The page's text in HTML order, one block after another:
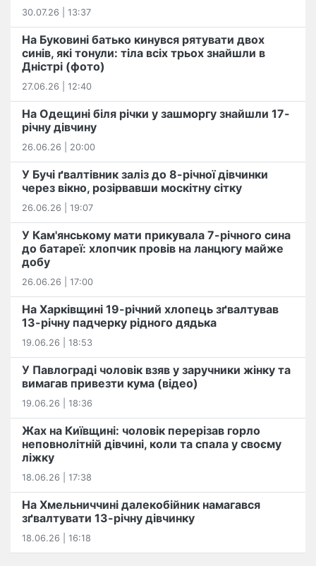
30.07.26 | 13:37
На Буковині батько кинувся рятувати двох
синів, які тонули: тіла всіх трьох знайшли в
Дністрі (фото)
27.06.26 | 12:40
На Одещині біля річки у зашморгу знайшли 17-
річну дівчину
26.06.26 | 20:00
У Бучі ґвалтівник заліз до 8-річної дівчинки
через вікно, розірвавши москітну сітку
26.06.26 | 19:07
У Кам'янському мати прикувала 7-річного сина
до батареї: хлопчик провів на ланцюгу майже
добу
26.06.26 | 17:00
На Харківщині 19-річний хлопець​ ️зґвалтував
13-річну падчерку рідного дядька
19.06.26 | 18:53
У Павлограді чоловік взяв у заручники жінку та
вимагав привезти кума (відео)
19.06.26 | 18:36
Жах на Київщині: чоловік перерізав горло
неповнолітній дівчині, коли та спала у своєму
ліжку
18.06.26 | 17:38
На Хмельниччині далекобійник намагався
зґвалтувати 13-річну дівчинку
18.06.26 | 16:18